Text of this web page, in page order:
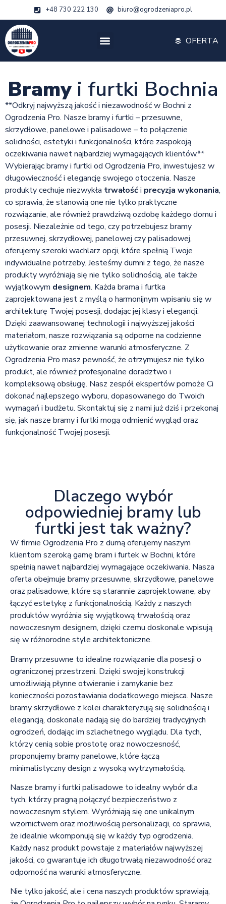
+48 730 222 130 biuro@ogrodzeniapro.pl
OFERTA
Bramy i furtki Bochnia
**Odkryj najwyższą jakość i niezawodność w Bochni z
Ogrodzenia Pro. Nasze bramy i furtki – przesuwne,
skrzydłowe, panelowe i palisadowe – to połączenie
solidności, estetyki i funkcjonalności, które zaspokoją
oczekiwania nawet najbardziej wymagających klientów.**
Wybierając bramy i furtki od Ogrodzenia Pro, inwestujesz w
długowieczność i elegancję swojego otoczenia. Nasze
produkty cechuje niezwykła trwałośći precyzja wykonania,
co sprawia, że stanowią one nie tylko praktyczne
rozwiązanie, ale również prawdziwą ozdobę każdego domu i
posesji. Niezależnie od tego, czy potrzebujesz bramy
przesuwnej, skrzydłowej, panelowej czy palisadowej,
oferujemy szeroki wachlarz opcji, które spełnią Twoje
indywidualne potrzeby. Jesteśmy dumni z tego, że nasze
produkty wyróżniają się nie tylko solidnością, ale także
wyjątkowym designem. Każda brama i furtka
zaprojektowana jest z myślą o harmonijnym wpisaniu się w
architekturę Twojej posesji, dodając jej klasy i elegancji.
Dzięki zaawansowanej technologii i najwyższej jakości
materiałom, nasze rozwiązania są odporne na codzienne
użytkowanie oraz zmienne warunki atmosferyczne. Z
Ogrodzenia Pro masz pewność, że otrzymujesz nie tylko
produkt, ale również profesjonalne doradztwo i
kompleksową obsługę. Nasz zespół ekspertów pomoże Ci
dokonać najlepszego wyboru, dopasowanego do Twoich
wymagań i budżetu. Skontaktuj się z nami już dziś i przekonaj
się, jak nasze bramy i furtki mogą odmienić wygląd oraz
funkcjonalność Twojej posesji.
Dlaczego wybór
odpowiedniej bramy lub
furtki jest tak ważny?
W firmie Ogrodzenia Pro z dumą oferujemy naszym
klientom szeroką gamę bram i furtek w Bochni, które
spełnią nawet najbardziej wymagające oczekiwania. Nasza
oferta obejmuje bramy przesuwne, skrzydłowe, panelowe
oraz palisadowe, które są starannie zaprojektowane, aby
łączyć estetykę z funkcjonalnością. Każdy z naszych
produktów wyróżnia się wyjątkową trwałością oraz
nowoczesnym designem, dzięki czemu doskonale wpisują
się w różnorodne style architektoniczne.
Bramy przesuwne to idealne rozwiązanie dla posesji o
ograniczonej przestrzeni. Dzięki swojej konstrukcji
umożliwiają płynne otwieranie i zamykanie bez
konieczności pozostawiania dodatkowego miejsca. Nasze
bramy skrzydłowe z kolei charakteryzują się solidnością i
elegancją, doskonale nadają się do bardziej tradycyjnych
ogrodzeń, dodając im szlachetnego wyglądu. Dla tych,
którzy cenią sobie prostotę oraz nowoczesność,
proponujemy bramy panelowe, które łączą
minimalistyczny design z wysoką wytrzymałością.
Nasze bramy i furtki palisadowe to idealny wybór dla
tych, którzy pragną połączyć bezpieczeństwo z
nowoczesnym stylem. Wyróżniają się one unikalnym
wzornictwem oraz możliwością personalizacji, co sprawia,
że idealnie wkomponują się w każdy typ ogrodzenia.
Każdy nasz produkt powstaje z materiałów najwyższej
jakości, co gwarantuje ich długotrwałą niezawodność oraz
odporność na warunki atmosferyczne.
Nie tylko jakość, ale i cena naszych produktów sprawiają,